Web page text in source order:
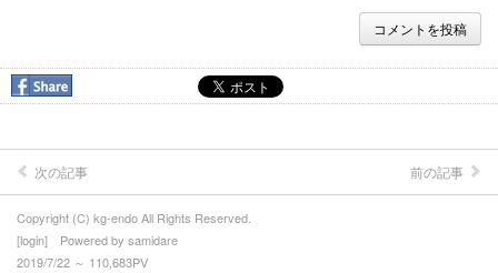
コメントを投稿
次の記事 前の記事
Copyright (C) kg-endo All Rights Reserved.
[login] Powered by samidare
2019/7/22 ～ 110,683PV